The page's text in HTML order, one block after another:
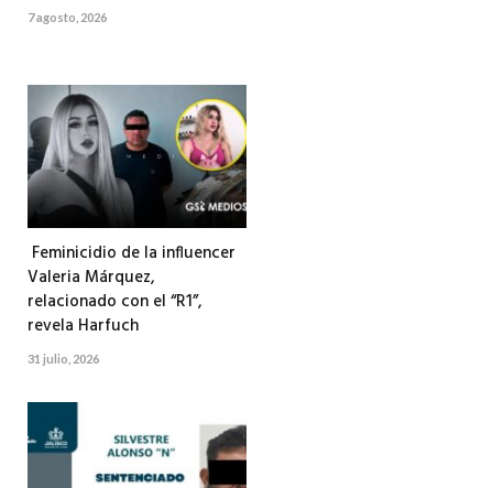
7 agosto, 2026
Feminicidio de la influencer
Valeria Márquez,
relacionado con el “R1”,
revela Harfuch
31 julio, 2026